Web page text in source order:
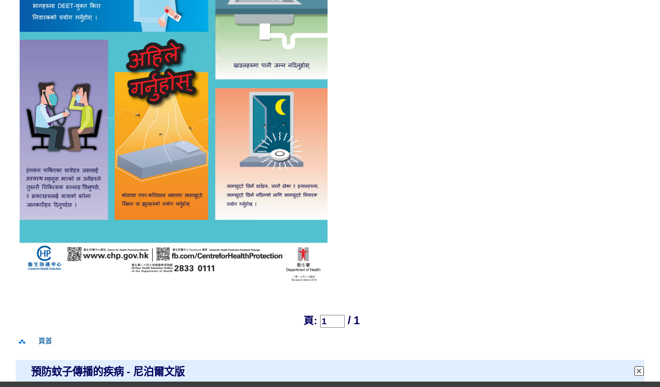
頁: / 1
頁首
預防蚊子傳播的疾病 - 尼泊爾文版